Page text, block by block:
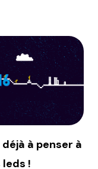
à penser à
!